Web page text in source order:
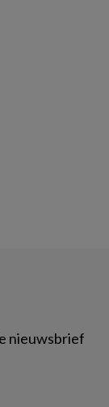
nieuwsbrief